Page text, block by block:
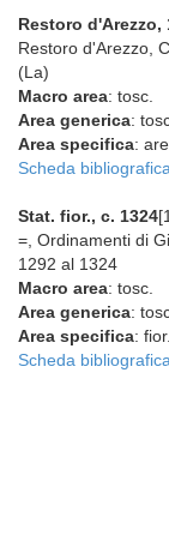
Restoro d'Arezzo,
Restoro d'Arezzo,
(La)
Macro area: tosc.
Area generica:
Area specifica:
Scheda bibliografica
Stat. fior., c. 1324
=, Ordinamenti di
1292 al 1324
Macro area: tosc.
Area generica:
Area specifica: fior.
Scheda bibliografica